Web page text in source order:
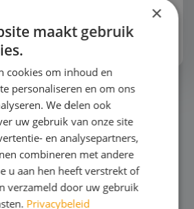
modehoofdsteden van Europa
×
maakt gebruik
cookies om inhoud en
personaliseren en om ons
We delen ook
uw gebruik van onze site
en analysepartners,
combineren met andere
u aan hen heeft verstrekt of
verzameld door uw gebruik
Privacybeleid